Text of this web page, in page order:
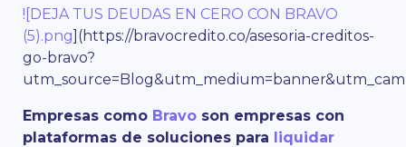
![DEJA TUS DEUDAS EN CERO CON BRAVO
(5).png](https://bravocredito.co/asesoria-creditos-
go-bravo?
Empresas como Bravo son empresas con
plataformas de soluciones para liquidar